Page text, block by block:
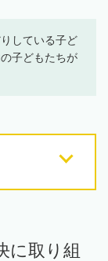
している子ど
子どもたちが
に取り組